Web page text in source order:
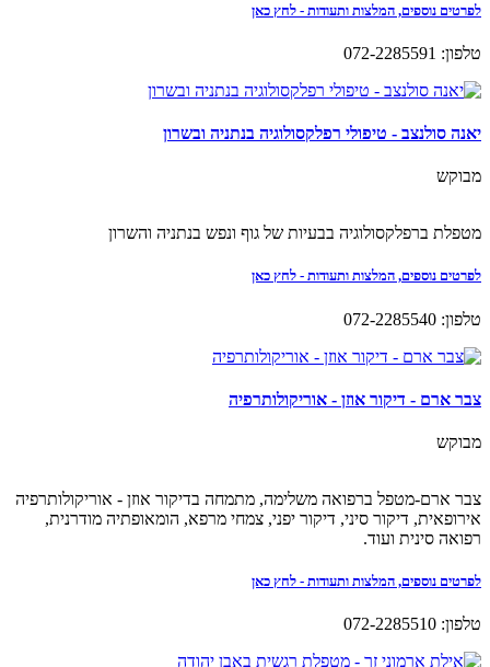
לפרטים נוספים, המלצות ותעודות - לחץ כאן
טלפון: 072-2285591
יאנה סולנצב - טיפולי רפלקסולוגיה בנתניה ובשרון
מבוקש
מטפלת ברפלקסולוגיה בבעיות של גוף ונפש בנתניה והשרון
לפרטים נוספים, המלצות ותעודות - לחץ כאן
טלפון: 072-2285540
צבר ארם - דיקור אוזן - אוריקולותרפיה
מבוקש
צבר ארם-מטפל ברפואה משלימה, מתמחה בדיקור אוזן - אוריקולותרפיה
אירופאית, דיקור סיני, דיקור יפני, צמחי מרפא, הומאופתיה מודרנית,
רפואה סינית ועוד.
לפרטים נוספים, המלצות ותעודות - לחץ כאן
טלפון: 072-2285510